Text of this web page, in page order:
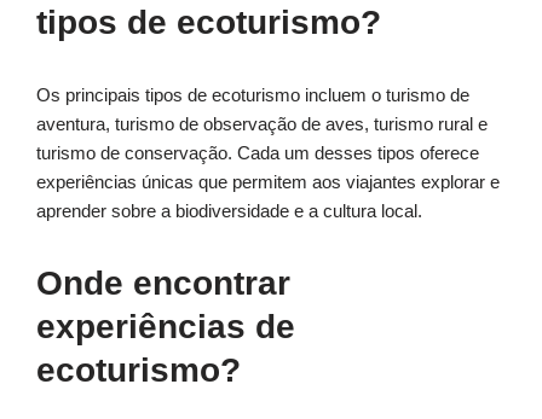
tipos de ecoturismo?
Os principais tipos de ecoturismo incluem o turismo de
aventura, turismo de observação de aves, turismo rural e
turismo de conservação. Cada um desses tipos oferece
experiências únicas que permitem aos viajantes explorar e
aprender sobre a biodiversidade e a cultura local.
Onde encontrar
experiências de
ecoturismo?